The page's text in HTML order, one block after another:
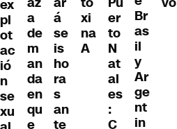
ex
pl
ot
ac
ió
n
se
xu
a
de
m
an
da
en
qu
e
á
se
is
ho
ra
s
an
te
xi
na
A
er
to
N
at
al
es
:
C
Br
as
il
y
Ar
ge
nt
in